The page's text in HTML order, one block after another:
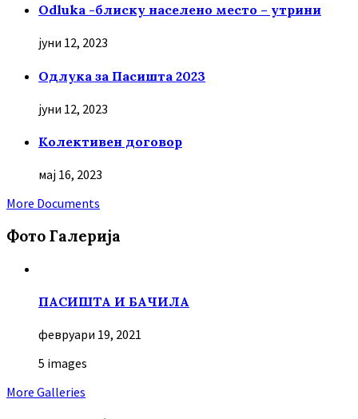
Odluka -блиску населено место – утрини
јуни 12, 2023
Oдлука за Пасишта 2023
јуни 12, 2023
Колективен договор
мај 16, 2023
More Documents
Фото Галерија
ПАСИШТА И БАЧИЛА
февруари 19, 2021
5 images
More Galleries